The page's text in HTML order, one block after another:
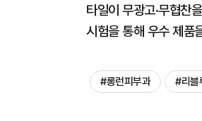
타일이 무광고·무협찬
시험을 통해 우수 제품
#롱런피부과 #리블